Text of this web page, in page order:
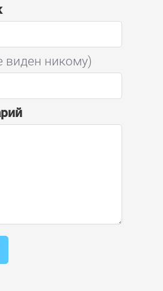
виден никому)